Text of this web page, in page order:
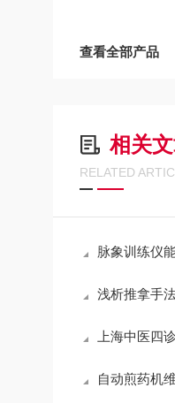
查看全部产品
相关
RELATED
脉象训练仪能够
浅析推拿手法参
上海中医四诊仪能
自动煎药机维护：每周